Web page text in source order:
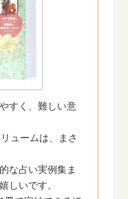
すく、難しい意
ュームは、まさ
な占い実例集ま
しいです。